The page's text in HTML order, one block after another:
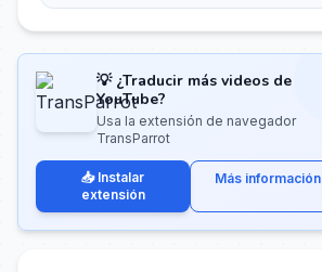
💡 ¿Traducir más videos de
YouTube?
Usa la extensión de navegador
TransParrot
📥 Instalar
extensión
Más información